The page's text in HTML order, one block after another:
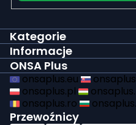
Kategorie
Informacje
ONSA Plus
onsaplus.eu
onsaplus.pl
onsaplus.ro
Przewoźnicy